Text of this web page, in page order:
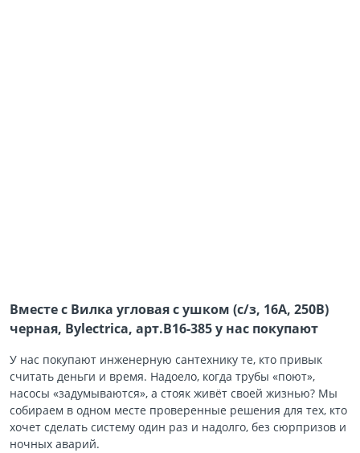
Вместе с Вилка угловая с ушком (с/з, 16А, 250В)
черная, Bylectrica, арт.В16-385 у нас покупают
У нас покупают инженерную сантехнику те, кто привык
считать деньги и время. Надоело, когда трубы «поют»,
насосы «задумываются», а стояк живёт своей жизнью? Мы
собираем в одном месте проверенные решения для тех, кто
хочет сделать систему один раз и надолго, без сюрпризов и
ночных аварий.